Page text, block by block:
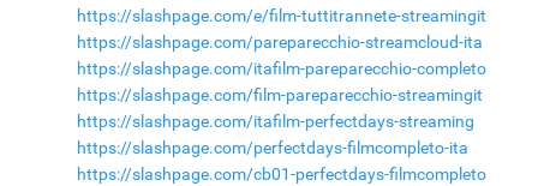
https://slashpage.com/e/film-tuttitrannete-streamingit
https://slashpage.com/pareparecchio-streamcloud-ita
https://slashpage.com/itafilm-pareparecchio-completo
https://slashpage.com/film-pareparecchio-streamingit
https://slashpage.com/itafilm-perfectdays-streaming
https://slashpage.com/perfectdays-filmcompleto-ita
https://slashpage.com/cb01-perfectdays-filmcompleto